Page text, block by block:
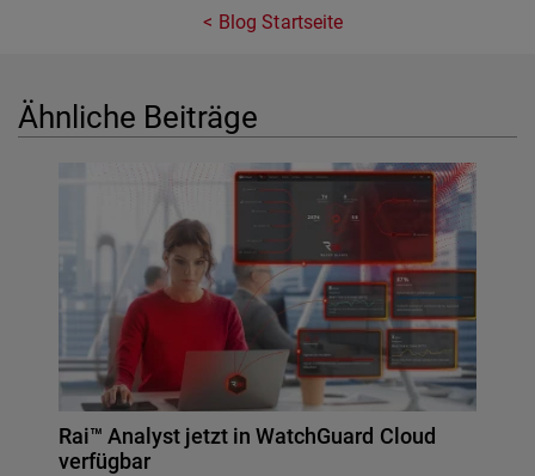
Blog Startseite
Ähnliche Beiträge
Rai™ Analyst jetzt in WatchGuard Cloud
verfügbar